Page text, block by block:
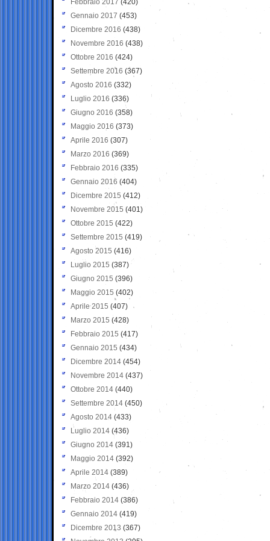
Febbraio 2017 (420)
Gennaio 2017 (453)
Dicembre 2016 (438)
Novembre 2016 (438)
Ottobre 2016 (424)
Settembre 2016 (367)
Agosto 2016 (332)
Luglio 2016 (336)
Giugno 2016 (358)
Maggio 2016 (373)
Aprile 2016 (307)
Marzo 2016 (369)
Febbraio 2016 (335)
Gennaio 2016 (404)
Dicembre 2015 (412)
Novembre 2015 (401)
Ottobre 2015 (422)
Settembre 2015 (419)
Agosto 2015 (416)
Luglio 2015 (387)
Giugno 2015 (396)
Maggio 2015 (402)
Aprile 2015 (407)
Marzo 2015 (428)
Febbraio 2015 (417)
Gennaio 2015 (434)
Dicembre 2014 (454)
Novembre 2014 (437)
Ottobre 2014 (440)
Settembre 2014 (450)
Agosto 2014 (433)
Luglio 2014 (436)
Giugno 2014 (391)
Maggio 2014 (392)
Aprile 2014 (389)
Marzo 2014 (436)
Febbraio 2014 (386)
Gennaio 2014 (419)
Dicembre 2013 (367)